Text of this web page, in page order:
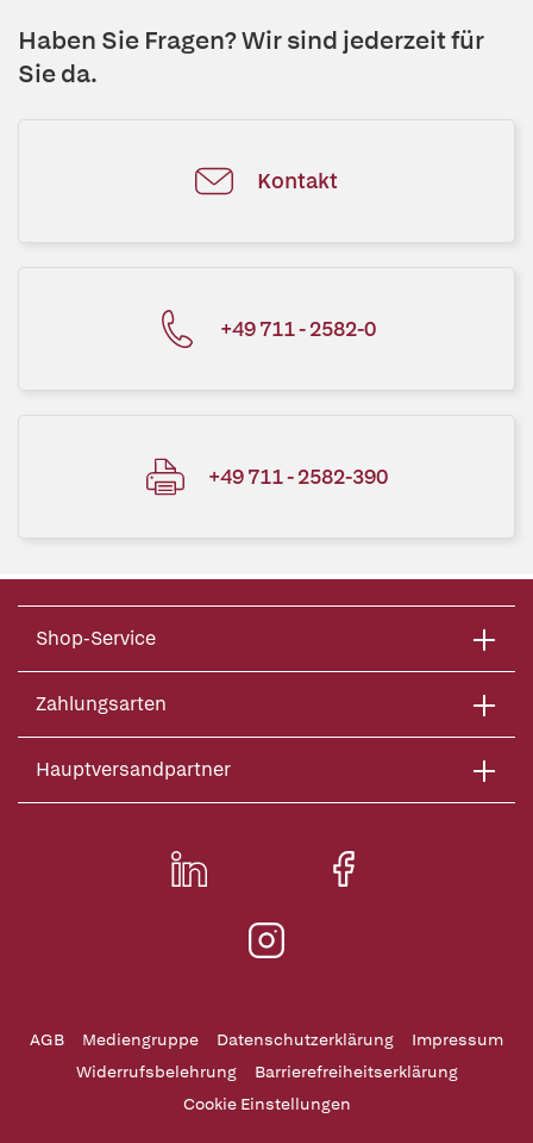
Haben Sie Fragen? Wir sind jederzeit für
Sie da.
Kontakt
+49 711 - 2582-0
+49 711 - 2582-390
Shop-Service
Zahlungsarten
Hauptversandpartner
AGB Mediengruppe Datenschutzerklärung
Impressum
Widerrufsbelehrung
Barrierefreiheitserklärung
Cookie Einstellungen